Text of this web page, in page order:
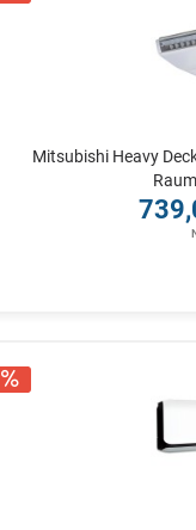
Mitsubishi Heavy